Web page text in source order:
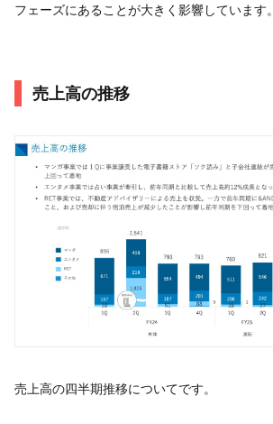
フェーズにあることが大きく影響しています。
売上高の推移
売上高の四半期推移についてです。